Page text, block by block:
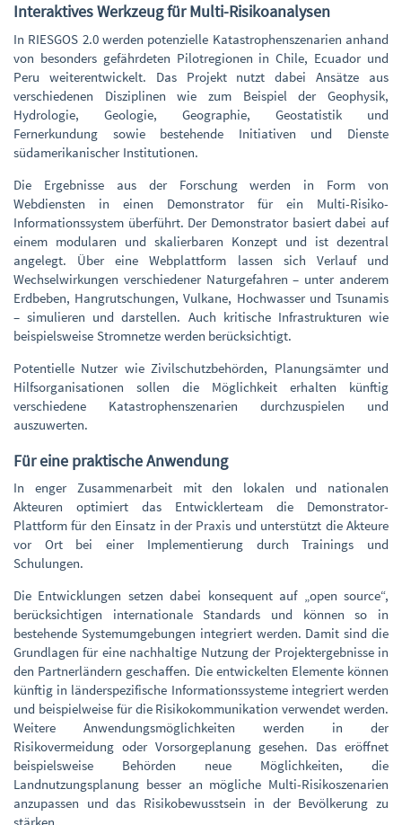
Interaktives Werkzeug für Multi-Risikoanalysen
In RIESGOS 2.0 werden potenzielle Katastrophenszenarien anhand
von besonders gefährdeten Pilotregionen in Chile, Ecuador und
Peru weiterentwickelt. Das Projekt nutzt dabei Ansätze aus
verschiedenen Disziplinen wie zum Beispiel der Geophysik,
Hydrologie, Geologie, Geographie, Geostatistik und
Fernerkundung sowie bestehende Initiativen und Dienste
südamerikanischer Institutionen.
Die Ergebnisse aus der Forschung werden in Form von
Webdiensten in einen Demonstrator für ein Multi-Risiko-
Informationssystem überführt. Der Demonstrator basiert dabei auf
einem modularen und skalierbaren Konzept und ist dezentral
angelegt. Über eine Webplattform lassen sich Verlauf und
Wechselwirkungen verschiedener Naturgefahren – unter anderem
Erdbeben, Hangrutschungen, Vulkane, Hochwasser und Tsunamis
– simulieren und darstellen. Auch kritische Infrastrukturen wie
beispielsweise Stromnetze werden berücksichtigt.
Potentielle Nutzer wie Zivilschutzbehörden, Planungsämter und
Hilfsorganisationen sollen die Möglichkeit erhalten künftig
verschiedene Katastrophenszenarien durchzuspielen und
auszuwerten.
Für eine praktische Anwendung
In enger Zusammenarbeit mit den lokalen und nationalen
Akteuren optimiert das Entwicklerteam die Demonstrator-
Plattform für den Einsatz in der Praxis und unterstützt die Akteure
vor Ort bei einer Implementierung durch Trainings und
Schulungen.
Die Entwicklungen setzen dabei konsequent auf „open source“,
berücksichtigen internationale Standards und können so in
bestehende Systemumgebungen integriert werden. Damit sind die
Grundlagen für eine nachhaltige Nutzung der Projektergebnisse in
den Partnerländern geschaffen. Die entwickelten Elemente können
künftig in länderspezifische Informationssysteme integriert werden
und beispielweise für die Risikokommunikation verwendet werden.
Weitere Anwendungsmöglichkeiten werden in der
Risikovermeidung oder Vorsorgeplanung gesehen. Das eröffnet
beispielsweise Behörden neue Möglichkeiten, die
Landnutzungsplanung besser an mögliche Multi-Risikoszenarien
anzupassen und das Risikobewusstsein in der Bevölkerung zu